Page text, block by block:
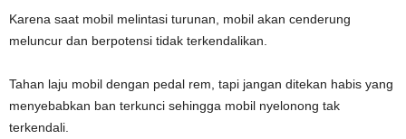
Karena saat mobil melintasi turunan, mobil akan cenderung
meluncur dan berpotensi tidak terkendalikan.
Tahan laju mobil dengan pedal rem, tapi jangan ditekan habis yang
menyebabkan ban terkunci sehingga mobil nyelonong tak
terkendali.